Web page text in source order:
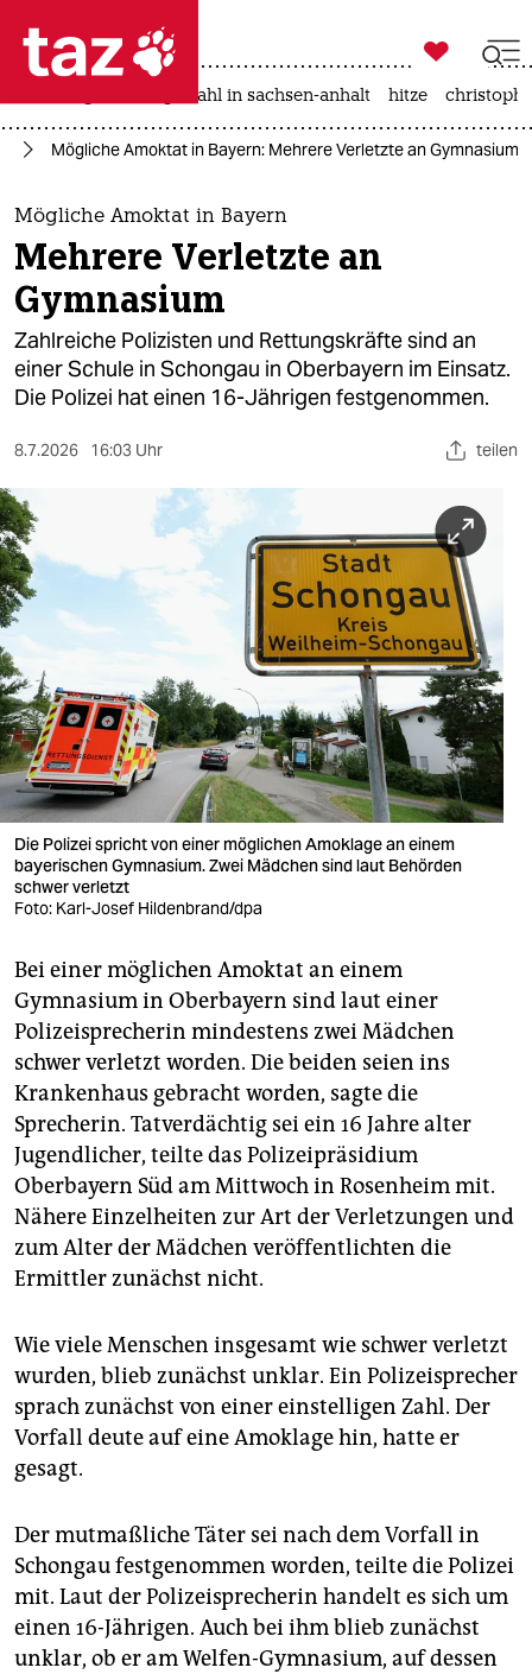
 taz zahl ich
taz zahl ich
themen
politik
öko
gesellschaft
berlin
nord
wahrheit
verlag
verlag
veranstaltungen
shop
fragen & hilfe
abo
genossenschaft
epaper login

taz zahl ich
landtagswahl in sachsen-anhalt hitze
Mögliche Amoktat in Bayern: Mehrere Verletzte an Gymnasium
Mögliche Amoktat in Bayern
Mehrere Verletzte an
Gymnasium
Zahlreiche Polizisten und Rettungskräfte sind an
einer Schule in Schongau in Oberbayern im Einsatz.
Die Polizei hat einen 16-Jährigen festgenommen.
8.7.2026 16:03 Uhr teilen
Die Polizei spricht von einer möglichen Amoklage an einem
bayerischen Gymnasium. Zwei Mädchen sind laut Behörden
schwer verletzt
Foto: Karl-Josef Hildenbrand/dpa
Bei einer möglichen Amoktat an einem
Gymnasium in Oberbayern sind laut einer
Polizeisprecherin mindestens zwei Mädchen
schwer verletzt worden. Die beiden seien ins
Krankenhaus gebracht worden, sagte die
Sprecherin. Tatverdächtig sei ein 16 Jahre alter
Jugendlicher, teilte das Polizeipräsidium
Oberbayern Süd am Mittwoch in Rosenheim mit.
Nähere Einzelheiten zur Art der Verletzungen und
zum Alter der Mädchen veröffentlichten die
Ermittler zunächst nicht.
Wie viele Menschen insgesamt wie schwer verletzt
wurden, blieb zunächst unklar. Ein Polizeisprecher
sprach zunächst von einer einstelligen Zahl. Der
Vorfall deute auf eine Amoklage hin, hatte er
gesagt.
Der mutmaßliche Täter sei nach dem Vorfall in
Schongau festgenommen worden, teilte die Polizei
mit. Laut der Polizeisprecherin handelt es sich um
einen 16-Jährigen. Auch bei ihm blieb zunächst
unklar, ob er am Welfen-Gymnasium, auf dessen